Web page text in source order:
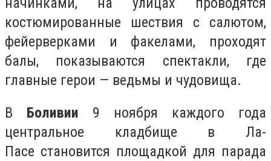
костюмированные шествия с салютом,
фейерверками и факелами, проходят
балы, показываются спектакли, где
главные герои — ведьмы и чудовища.
В Боливии 9 ноября каждого года
центральное кладбище в Ла-
Пасе становится площадкой для парада